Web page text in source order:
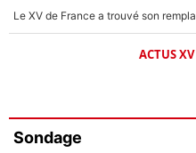
ACTUS
Sondage